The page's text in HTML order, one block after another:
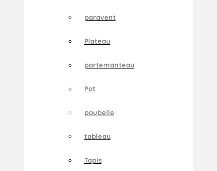
paravent
Plateau
portemanteau
Pot
poubelle
tableau
Tapis